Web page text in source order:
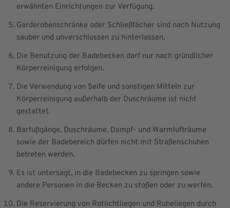
erwähnten Einrichtungen zur Verfügung.
Garderobenschränke oder Schließfächer sind nach Nutzung
sauber und unverschlossen zu hinterlassen.
Die Benutzung der Badebecken darf nur nach gründlicher
Körperreinigung erfolgen.
Die Verwendung von Seife und sonstigen Mitteln zur
Körperreinigung außerhalb der Duschräume ist nicht
gestattet.
Barfußgänge, Duschräume, Dampf- und Warmlufträume
sowie der Badebereich dürfen nicht mit Straßenschuhen
betreten werden.
Es ist untersagt, in die Badebecken zu springen sowie
andere Personen in die Becken zu stoßen oder zu werfen.
Die Reservierung von Rotlichtliegen und Ruheliegen durch